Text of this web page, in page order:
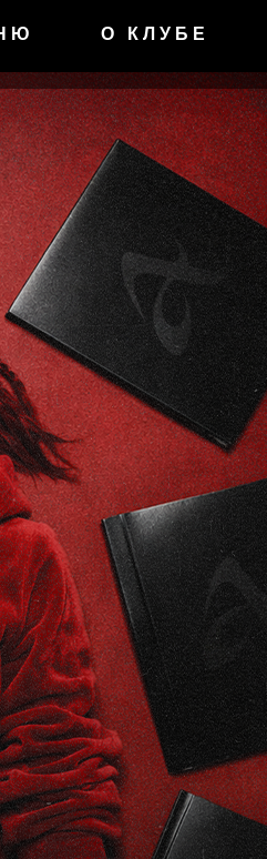
О КЛУБЕ
Москва
девушек 23:00 - 00:00
(963) 773 34 43
ул., 21
БРОНЬ СТОЛА